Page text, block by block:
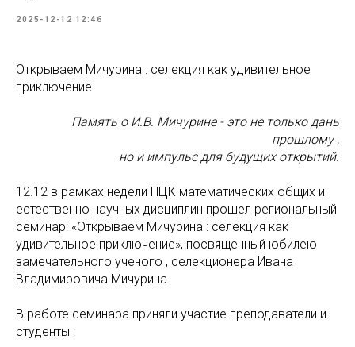
2025-12-12 12:46
Открываем Мичурина : селекция как удивительное
приключение
Память о И.В. Мичурине - это не только дань
прошлому ,
но и импульс для будущих открытий.
12.12 в рамках недели ПЦК математических общих и
естественно научных дисциплин прошел региональный
семинар: «Открываем Мичурина : селекция как
удивительное приключение», посвященный юбилею
замечательного ученого , селекционера Ивана
Владимировича Мичурина.
В работе семинара приняли участие преподаватели и
студенты :